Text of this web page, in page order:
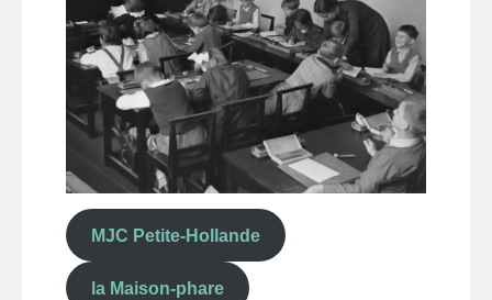
MJC Petite-Hollande
la Maison-phare